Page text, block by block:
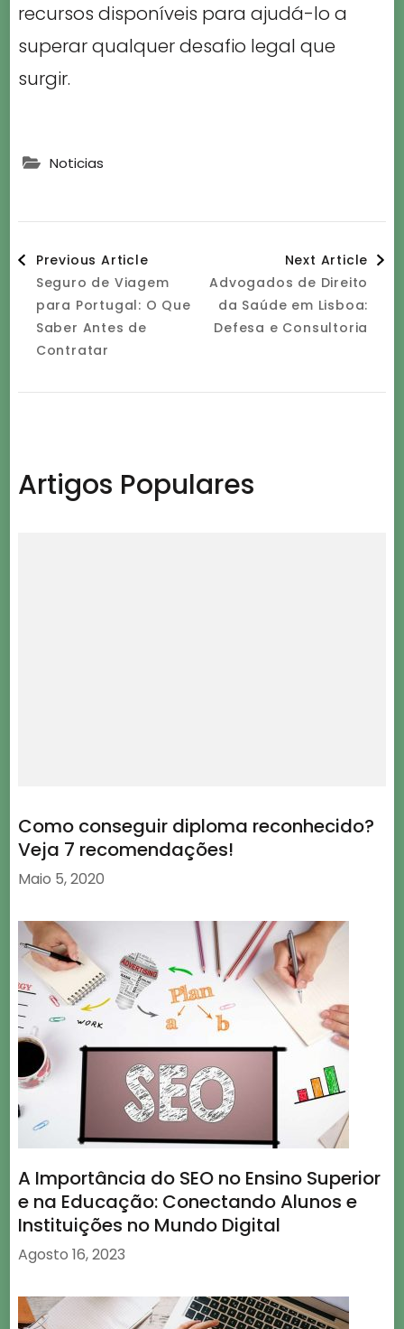
recursos disponíveis para ajudá-lo a
superar qualquer desafio legal que
surgir.
Noticias
Post
Navigation
Previous Article
Seguro de Viagem
para Portugal: O Que
Saber Antes de
Contratar
Next Article
Advogados de Direito
da Saúde em Lisboa:
Defesa e Consultoria
Artigos Populares
Como conseguir diploma reconhecido?
Veja 7 recomendações!
Maio 5, 2020
A Importância do SEO no Ensino Superior
e na Educação: Conectando Alunos e
Instituições no Mundo Digital
Agosto 16, 2023